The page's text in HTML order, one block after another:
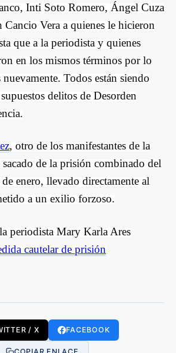
Inti Soto Romero, Ángel Cuza
Vera a quienes le hicieron
que a la periodista y quienes
en los mismos términos por lo
nuevamente. Todos están siendo
delitos de Desorden
, otro de los manifestantes de la
de la prisión combinado del
enero, llevado directamente al
a un exilio forzoso.
periodista Mary Karla Ares
cautelar de prisión
/ X FACEBOOK